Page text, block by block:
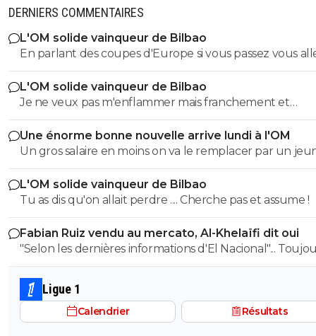
DERNIERS COMMENTAIRES
L'OM solide vainqueur de Bilbao
En parlant des coupes d'Europe si vous passez vous
prendre une branle sur le terrain et dans les tribunes
les turcs
L'OM solide vainqueur de Bilbao
Je ne veux pas m'enflammer mais franchement et
objectivement cette équipe m'a séduit hier a part
éléments qu'il faut vraiment supprimer style harit et
défense a renforcer le style de jeu proposé vers l'avant
rapide la signature de genesio me plaît énormément
et efficace j'étais pourtant plutôt contre sa venue
c'est que le début je suis impatient de voir la suite
Une énorme bonne nouvelle arrive lundi à l'OM
Un gros salaire en moins on va le remplacer par un
centre de formation..je pense que l ol peux faire
jeunes
L'OM solide vainqueur de Bilbao
Tu as dis qu'on allait perdre .... Cherche pas et assume !
Fabian Ruiz vendu au mercato, Al-Khelaïfi dit oui
"Selon les dernières informations d'El Nacional"... Toujours les
sources espagnoles douteuses, principales fabriques
news et principales sources pour les articles de Foot01.
Ligue 1
Calendrier Résultats